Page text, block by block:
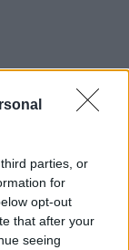
parties, or
for
opt-out
that after your
seeing